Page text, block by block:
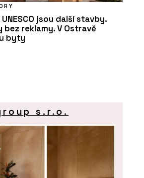
jsou další stavby.
bez reklamy. V Ostravě
byty
s.r.o.